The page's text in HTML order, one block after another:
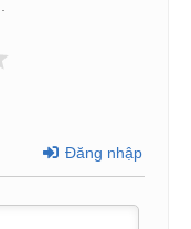
Đăng nhập